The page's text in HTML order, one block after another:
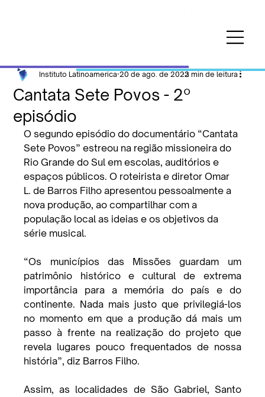
Cantata Sete Povos - 2º
episódio
Instituto Latinoamerica 20 de ago. de 20232 min de leitura
O segundo episódio do documentário “Cantata
Sete Povos” estreou na região missioneira do
Rio Grande do Sul em escolas, auditórios e
espaços públicos. O roteirista e diretor Omar
L. de Barros Filho apresentou pessoalmente a
nova produção, ao compartilhar com a
população local as ideias e os objetivos da
série musical.
“Os municípios das Missões guardam um
patrimônio histórico e cultural de extrema
importância para a memória do país e do
continente. Nada mais justo que privilegiá-los
no momento em que a produção dá mais um
passo à frente na realização do projeto que
revela lugares pouco frequentados de nossa
história”, diz Barros Filho.
Assim, as localidades de São Gabriel, Santo